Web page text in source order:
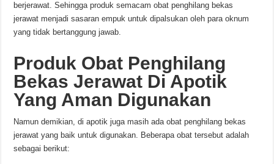
berjerawat. Sehingga produk semacam obat penghilang bekas
jerawat menjadi sasaran empuk untuk dipalsukan oleh para oknum
yang tidak bertanggung jawab.
Produk Obat Penghilang
Bekas Jerawat Di Apotik
Yang Aman Digunakan
Namun demikian, di apotik juga masih ada obat penghilang bekas
jerawat yang baik untuk digunakan. Beberapa obat tersebut adalah
sebagai berikut: